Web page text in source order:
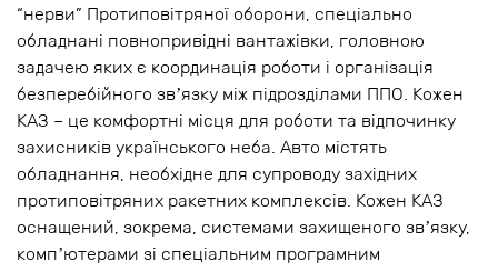
“нерви” Протиповітряної оборони, спеціально
обладнані повнопривідні вантажівки, головною
задачею яких є координація роботи і організація
безперебійного звʼязку між підрозділами ППО. Кожен
КАЗ – це комфортні місця для роботи та відпочинку
захисників українського неба. Авто містять
обладнання, необхідне для супроводу західних
протиповітряних ракетних комплексів. Кожен КАЗ
оснащений, зокрема, системами захищеного звʼязку,
компʼютерами зі спеціальним програмним